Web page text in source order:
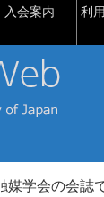
入会案内 利
学会の会誌